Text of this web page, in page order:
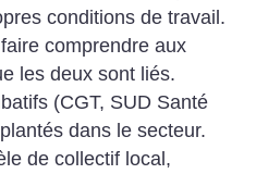
conditions de travail.
comprendre aux
les deux sont liés.
(CGT, SUD ­Santé
dans le secteur.
de collectif local,